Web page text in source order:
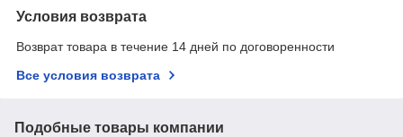
Условия возврата
Возврат товара в течение 14 дней по договоренности
Все условия возврата
Подобные товары компании